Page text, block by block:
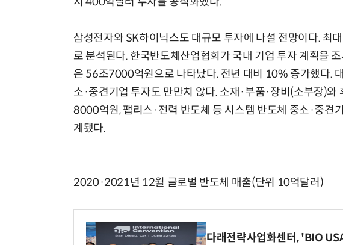
삼성전자와 SK하이닉스도 대규모 투자에 나설 전망이다. 최
로 분석된다. 한국반도체산업협회가 국내 기업 투자 계획을
은 56조7000억원으로 나타났다. 전년 대비 10% 증가했다.
소·중견기업 투자도 만만치 않다. 소재·부품·장비(소부장)
8000억원, 팹리스·전력 반도체 등 시스템 반도체 중소·중견
계됐다.
2020·2021년 12월 글로벌 반도체 매출(단위 10억달러)
다래전략사업화센터, 'BIO